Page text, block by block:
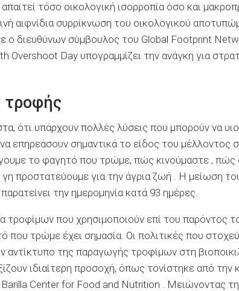
τόσο οικολογική ισορροπία όσο και
αιφνίδια συρρίκνωση του οικολογικού
ο διευθύνων σύμβουλος του Global Footprint
Overshoot Day υπογραμμίζει την ανάγκη για
τροφής
ότι υπάρχουν πολλές λύσεις που μπορούν να
επηρεάσουν σημαντικά το είδος του
το φαγητό που τρώμε, πώς κινούμαστε , πώς
γη προστατεύουμε για την άγρια ​​ζωή . Η μείωση
παρατείνει την ημερομηνία κατά 93 ημέρες.
τροφίμων που χρησιμοποιούν επί του παρόντος
που τρώμε έχει σημασία. Οι πολιτικές που
αντίκτυπο της παραγωγής τροφίμων στη
ιδιαίτερη προσοχή, όπως τονίστηκε από
Center for Food and Nutrition . Μειώνοντας